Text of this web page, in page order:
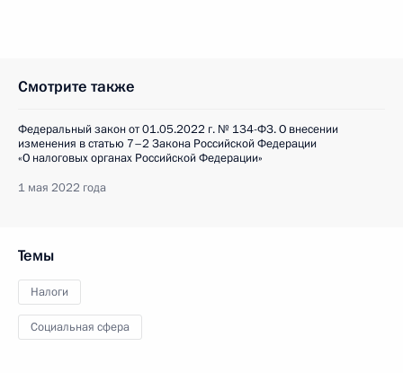
Смотрите также
Федеральный закон от 01.05.2022 г. № 134-ФЗ. О внесении
изменения в статью 7–2 Закона Российской Федерации
«О налоговых органах Российской Федерации»
1 мая 2022 года
Темы
Налоги
Социальная сфера